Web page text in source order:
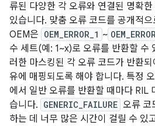
류된 다양한 각 오류와 연결된 명확
있습니다. 맞춤 오류 코드를 공개적
OEM은 OEM_ERROR_1 ~
수 세트(예: 1~x)로 오류를 반환할 수
러한 마스킹된 각 오류 코드가 반환되
유에 매핑되도록 해야 합니다. 특정
에서 일반 오류를 반환할 때마다 RIL
습니다. GENERIC_FAILURE 오류 코
하는 데 너무 많은 시간이 걸릴 수 있